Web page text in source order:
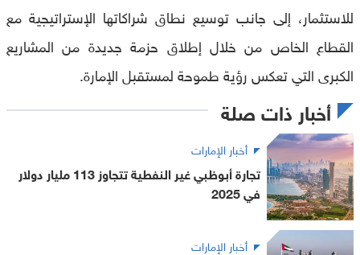
للاستثمار، إلى جانب توسيع نطاق شراكاتها الإستراتيجية مع
القطاع الخاص من خلال إطلاق حزمة جديدة من المشاريع
الكبرى التي تعكس رؤية طموحة لمستقبل الإمارة.
أخبار ذات صلة
أخبار الإمارات
تجارة أبوظبي غير النفطية تتجاوز 113 مليار دولار
في 2025
أخبار الإمارات